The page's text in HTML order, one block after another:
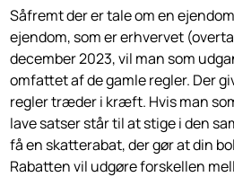
Såfremt der er tale om en
ejendom, som er erhvervet
december 2023, vil man som
omfattet af de gamle regler. Der
regler træder i kræft. Hvis man
lave satser står til at stige i den
få en skatterabat, der gør at din
Rabatten vil udgøre forskellen